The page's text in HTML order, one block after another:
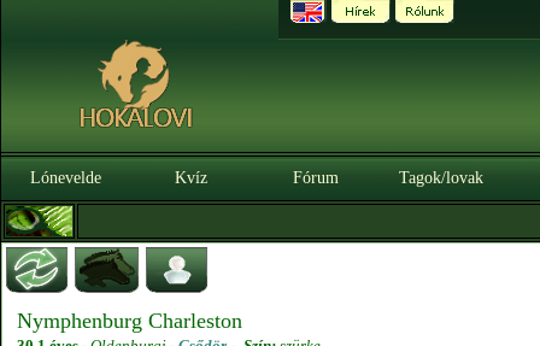
Lónevelde Kvíz Fórum Tagok/lovak
Nymphenburg Charleston